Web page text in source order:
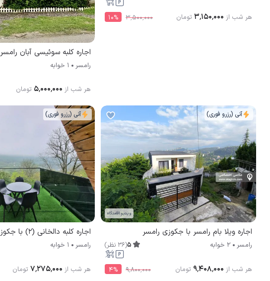
۳٬۵۰۰٬۰۰۰ 10% هر شب از ۳٬۱۵۰٬۰۰۰ تومان
اجاره کلبه سوئیسی آبان رامسر
رامسر 1 خوابه
هر شب از ۵٬۰۰۰٬۰۰۰ تومان
آنی (رزرو فوری)
ویدیو اقامتگاه
اجاره ویلا بام رامسر با جکوزی رامسر
رامسر 2 خوابه 5
(
36 نظر)
۹٬۸۰۰٬۰۰۰ 4% هر شب از ۹٬۴۰۸٬۰۰۰ تومان
آنی (رزرو فوری)
اجاره کلبه دالخانی (2) با جکوزی رامسر
رامسر 1 خوابه
هر شب از ۷٬۲۷۵٬۰۰۰ تومان